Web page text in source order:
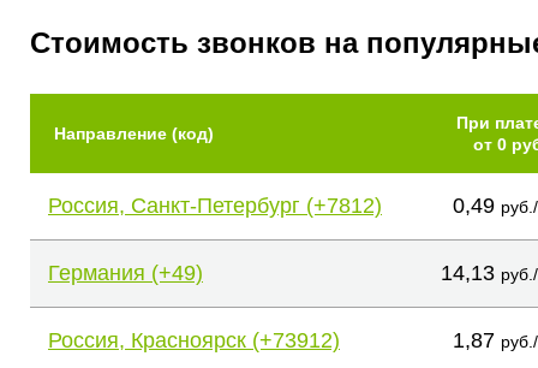
Стоимость звонков на
Направление (код)
При
от 0
Россия, Санкт-Петербург (+7812) 0,49
Германия (+49) 14,13
Россия, Красноярск (+73912) 1,87